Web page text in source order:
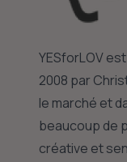
YESforLOV
2008 par
le marché et
beaucoup de
créative et